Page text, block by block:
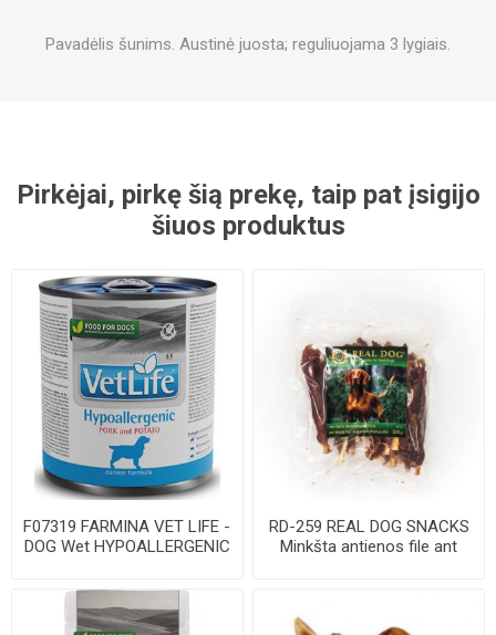
Pavadėlis šunims. Austinė juosta; reguliuojama 3 lygiais.
Pirkėjai, pirkę šią prekę, taip pat įsigijo
šiuos produktus
F07319 FARMINA VET LIFE -
DOG Wet HYPOALLERGENIC
RD-259 REAL DOG SNACKS
Minkšta antienos file ant